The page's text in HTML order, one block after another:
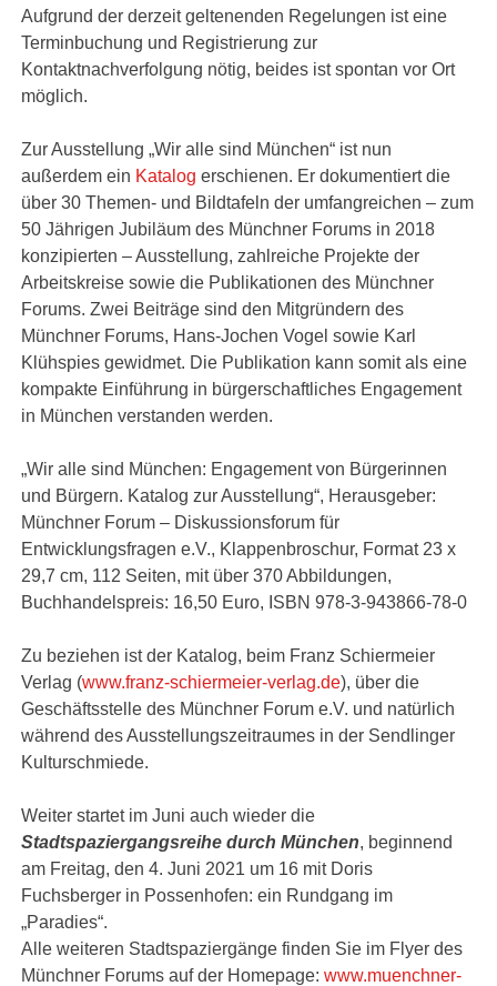
Aufgrund der derzeit geltenenden Regelungen ist eine
Terminbuchung und Registrierung zur
Kontaktnachverfolgung nötig, beides ist spontan vor Ort
möglich.
Zur Ausstellung „Wir alle sind München“ ist nun
außerdem ein Katalogerschienen. Er dokumentiert die
über 30 Themen- und Bildtafeln der umfangreichen – zum
50 Jährigen Jubiläum des Münchner Forums in 2018
konzipierten – Ausstellung, zahlreiche Projekte der
Arbeitskreise sowie die Publikationen des Münchner
Forums. Zwei Beiträge sind den Mitgründern des
Münchner Forums, Hans-Jochen Vogel sowie Karl
Klühspies gewidmet. Die Publikation kann somit als eine
kompakte Einführung in bürgerschaftliches Engagement
in München verstanden werden.
„Wir alle sind München: Engagement von Bürgerinnen
und Bürgern. Katalog zur Ausstellung“, Herausgeber:
Münchner Forum – Diskussionsforum für
Entwicklungsfragen e.V., Klappenbroschur, Format 23 x
29,7 cm, 112 Seiten, mit über 370 Abbildungen,
Buchhandelspreis: 16,50 Euro, ISBN 978-3-943866-78-0
Zu beziehen ist der Katalog, beim Franz Schiermeier
Verlag (www.franz-schiermeier-verlag.de), über die
Geschäftsstelle des Münchner Forum e.V. und natürlich
während des Ausstellungszeitraumes in der Sendlinger
Kulturschmiede.
Weiter startet im Juni auch wieder die
Stadtspaziergangsreihe durch München, beginnend
am Freitag, den 4. Juni 2021 um 16 mit Doris
Fuchsberger in Possenhofen: ein Rundgang im
„Paradies“.
Alle weiteren Stadtspaziergänge finden Sie im Flyer des
Münchner Forums auf der Homepage:www.muenchner-